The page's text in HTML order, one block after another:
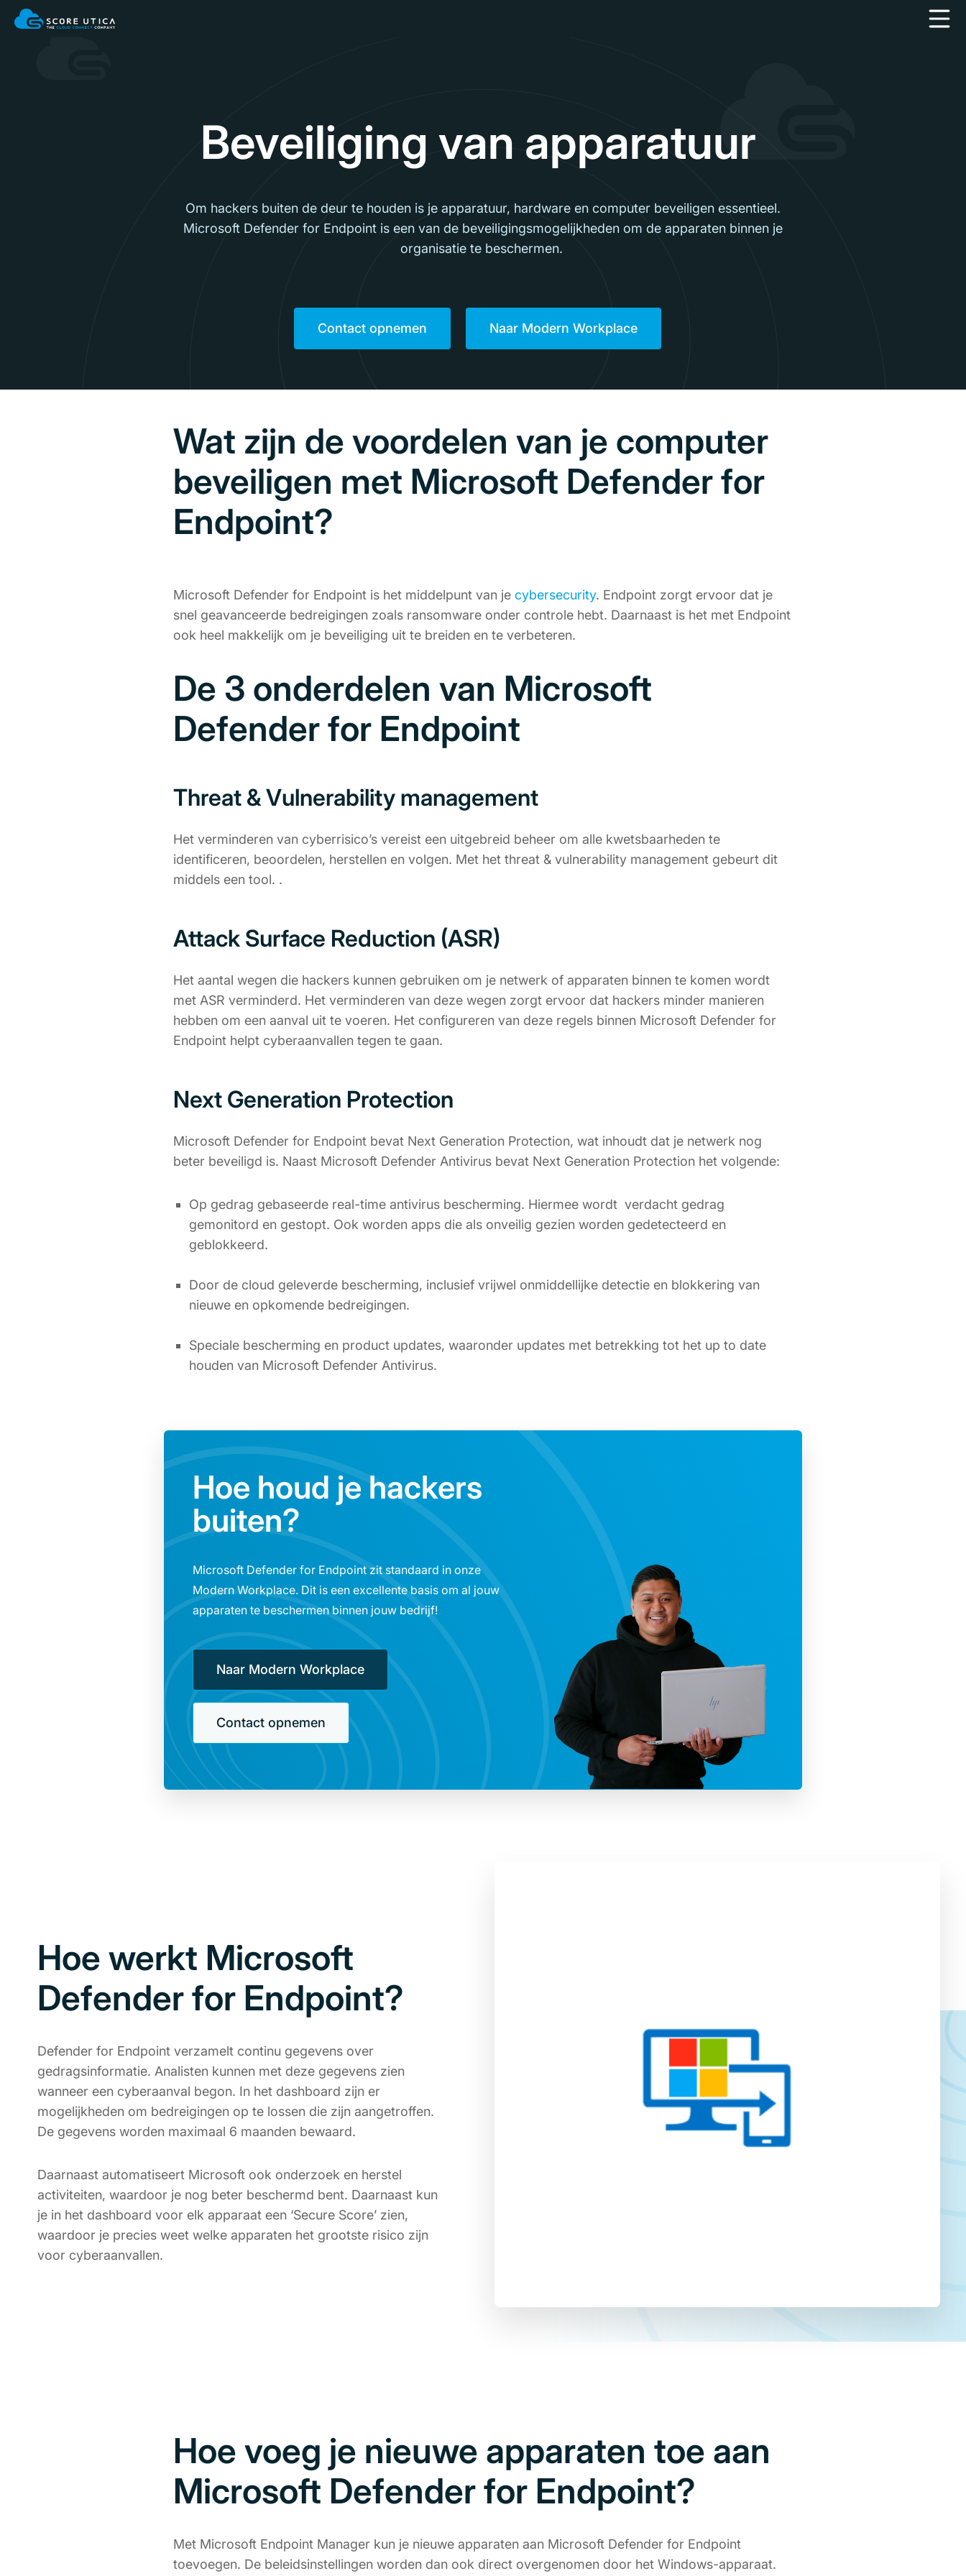
Beveiliging van apparatuur
Om hackers buiten de deur te houden is je apparatuur, hardware en computer beveiligen essentieel.
Microsoft Defender for Endpoint is een van de beveiligingsmogelijkheden om de apparaten binnen je
organisatie te beschermen.
Contact opnemen Naar Modern Workplace
Wat zijn de voordelen van je computer
beveiligen met Microsoft Defender for
Endpoint?
Microsoft Defender for Endpoint is het middelpunt van je cybersecurity. Endpoint zorgt ervoor dat je
snel geavanceerde bedreigingen zoals ransomware onder controle hebt. Daarnaast is het met Endpoint
ook heel makkelijk om je beveiliging uit te breiden en te verbeteren.
De 3 onderdelen van Microsoft
Defender for Endpoint
Threat & Vulnerability management
Het verminderen van cyberrisico’s vereist een uitgebreid beheer om alle kwetsbaarheden te
identificeren, beoordelen, herstellen en volgen. Met het threat & vulnerability management gebeurt dit
middels een tool. .
Attack Surface Reduction (ASR)
Het aantal wegen die hackers kunnen gebruiken om je netwerk of apparaten binnen te komen wordt
met ASR verminderd. Het verminderen van deze wegen zorgt ervoor dat hackers minder manieren
hebben om een aanval uit te voeren. Het configureren van deze regels binnen Microsoft Defender for
Endpoint helpt cyberaanvallen tegen te gaan.
Next Generation Protection
Microsoft Defender for Endpoint bevat Next Generation Protection, wat inhoudt dat je netwerk nog
beter beveiligd is. Naast Microsoft Defender Antivirus bevat Next Generation Protection het volgende:
Op gedrag gebaseerde real-time antivirus bescherming. Hiermee wordt verdacht gedrag
gemonitord en gestopt. Ook worden apps die als onveilig gezien worden gedetecteerd en
geblokkeerd.
Door de cloud geleverde bescherming, inclusief vrijwel onmiddellijke detectie en blokkering van
nieuwe en opkomende bedreigingen.
Speciale bescherming en product updates, waaronder updates met betrekking tot het up to date
houden van Microsoft Defender Antivirus.
Hoe houd je hackers
buiten?
Microsoft Defender for Endpoint zit standaard in onze
Modern Workplace. Dit is een excellente basis om al jouw
apparaten te beschermen binnen jouw bedrijf!
Naar Modern Workplace
Contact opnemen
Hoe werkt Microsoft
Defender for Endpoint?
Defender for Endpoint verzamelt continu gegevens over
gedragsinformatie. Analisten kunnen met deze gegevens zien
wanneer een cyberaanval begon. In het dashboard zijn er
mogelijkheden om bedreigingen op te lossen die zijn aangetroffen.
De gegevens worden maximaal 6 maanden bewaard.
Daarnaast automatiseert Microsoft ook onderzoek en herstel
activiteiten, waardoor je nog beter beschermd bent. Daarnaast kun
je in het dashboard voor elk apparaat een ‘Secure Score’ zien,
waardoor je precies weet welke apparaten het grootste risico zijn
voor cyberaanvallen.
Hoe voeg je nieuwe apparaten toe aan
Microsoft Defender for Endpoint?
Met Microsoft Endpoint Manager kun je nieuwe apparaten aan Microsoft Defender for Endpoint
toevoegen. De beleidsinstellingen worden dan ook direct overgenomen door het Windows-apparaat.